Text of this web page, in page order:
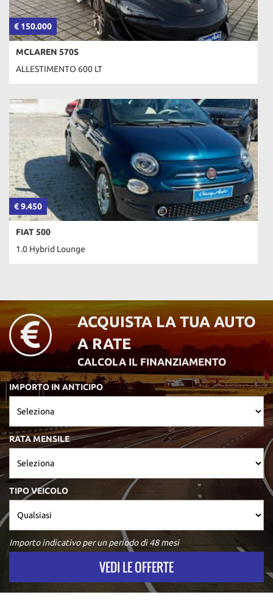
€ 150.000
MCLAREN 570S
ALLESTIMENTO 600 LT
€ 9.450
FIAT 500
1.0 Hybrid Lounge
ACQUISTA LA TUA AUTO
A RATE
CALCOLA IL FINANZIAMENTO
IMPORTO IN ANTICIPO
RATA MENSILE
TIPO VEICOLO
Importo indicativo per un periodo di 48 mesi
VEDI LE OFFERTE